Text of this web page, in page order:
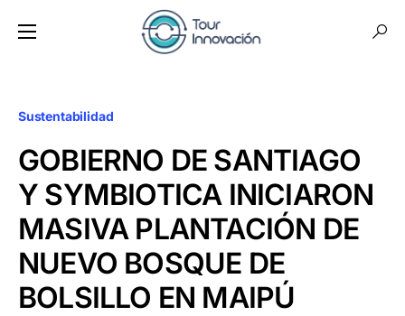
Sustentabilidad
GOBIERNO DE SANTIAGO
Y SYMBIOTICA INICIARON
MASIVA PLANTACIÓN DE
NUEVO BOSQUE DE
BOLSILLO EN MAIPÚ